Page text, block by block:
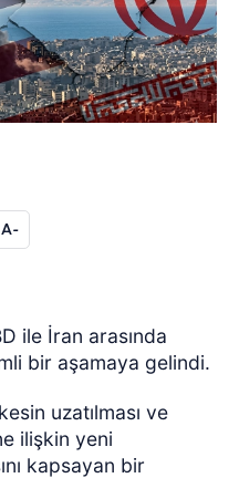
A-
ile İran arasında
bir aşamaya gelindi.
uzatılması ve
ilişkin yeni
kapsayan bir